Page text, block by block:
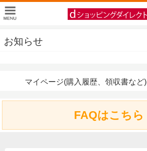
お知らせ
マイページ(購入履歴、領収書など
FAQはこちら